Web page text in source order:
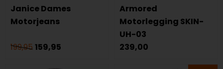
Janice Dames
Motorjeans
199,95 159,95
Armored
Motorlegging SKIN-
UH-03
239,00